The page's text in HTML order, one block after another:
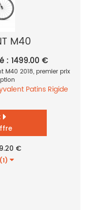
M40
: 1499.00 €
M40 2018, premier prix
Patins Rigide
€
(1)